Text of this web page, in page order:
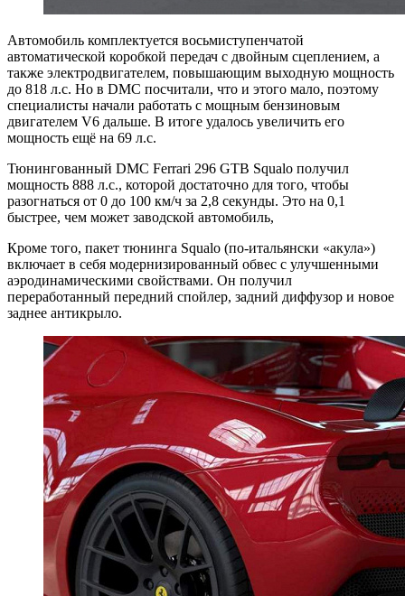
Автомобиль комплектуется восьмиступенчатой
автоматической коробкой передач с двойным сцеплением, а
также электродвигателем, повышающим выходную мощность
до 818 л.с. Но в DMC посчитали, что и этого мало, поэтому
специалисты начали работать с мощным бензиновым
двигателем V6 дальше. В итоге удалось увеличить его
мощность ещё на 69 л.с.
Тюнингованный DMC Ferrari 296 GTB Squalo получил
мощность 888 л.с., которой достаточно для того, чтобы
разогнаться от 0 до 100 км/ч за 2,8 секунды. Это на 0,1
быстрее, чем может заводской автомобиль,
Кроме того, пакет тюнинга Squalo (по-итальянски «акула»)
включает в себя модернизированный обвес с улучшенными
аэродинамическими свойствами. Он получил
переработанный передний спойлер, задний диффузор и новое
заднее антикрыло.